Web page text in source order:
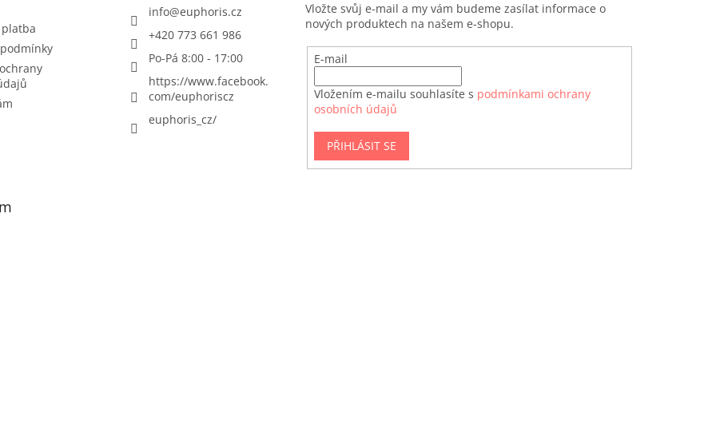
info@euphoris.cz
+420 773 661 986
Po-Pá 8:00 - 17:00
https://www.facebook.
com/euphoriscz
euphoris_cz/
Vložte svůj e-mail a my vám budeme zasílat informace o
nových produktech na našem e-shopu.
E-mail
Vložením e-mailu souhlasíte s podmínkami ochrany
osobních údajů
PŘIHLÁSIT SE